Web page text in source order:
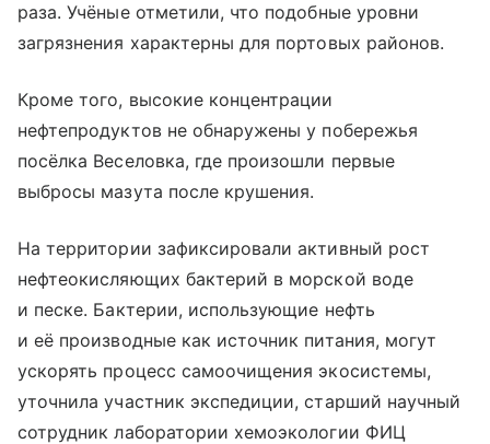
раза. Учёные отметили, что подобные уровни
загрязнения характерны для портовых районов.
Кроме того, высокие концентрации
нефтепродуктов не обнаружены у побережья
посёлка Веселовка, где произошли первые
выбросы мазута после крушения.
На территории зафиксировали активный рост
нефтеокисляющих бактерий в морской воде
и песке. Бактерии, использующие нефть
и её производные как источник питания, могут
ускорять процесс самоочищения экосистемы,
уточнила участник экспедиции, старший научный
сотрудник лаборатории хемоэкологии ФИЦ